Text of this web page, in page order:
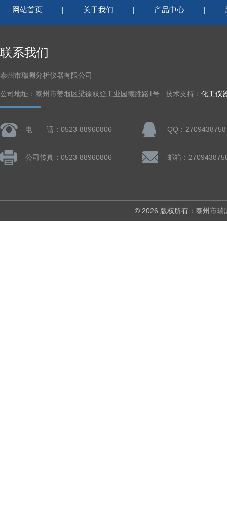
网站首页 | 关于我们 | 产品中心 |
联系我们
泰州市瑞测分析仪器有限公司
公司地址：泰州市姜堰区梁徐双登工业园德胜路1号 技术支持： 化工仪
电 话：0523-88960806 QQ：2709438758
公司传真：0523-88960806 邮箱：
© 2026 版权所有：泰州市